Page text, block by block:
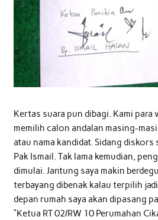
Kertas suara pun dibagi. Kami para
memilih calon andalan masing-
atau nama kandidat. Sidang diskors
Pak Ismail. Tak lama kemudian,
dimulai. Jantung saya makin
terbayang dibenak kalau terpilih
depan rumah saya akan dipasang
“Ketua RT 02/RW 10 Perumahan